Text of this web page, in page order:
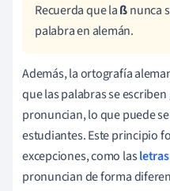
Recuerda que laßnunca
palabra en alemán.
Además, la ortografía
que las palabras se
pronuncian, lo que puede
estudiantes. Este principio
excepciones, como las
pronuncian de forma